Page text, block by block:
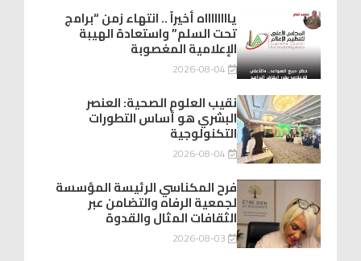
يااااااااه أخيراً .. انتهاء زمن “برامج
تحت السلم” واستعادة الهيبة
الإعلامية المغصوبة
2026-08-04
نقيب العلوم الصحية: العنصر
البشري هو أساس التطورات
التكنولوجية
2026-08-04
فرح المكناسي الرئيسة المؤسسة
لجمعية الرفاه والتضامن عبر
الثقافات المثال والقدوة
2026-08-03